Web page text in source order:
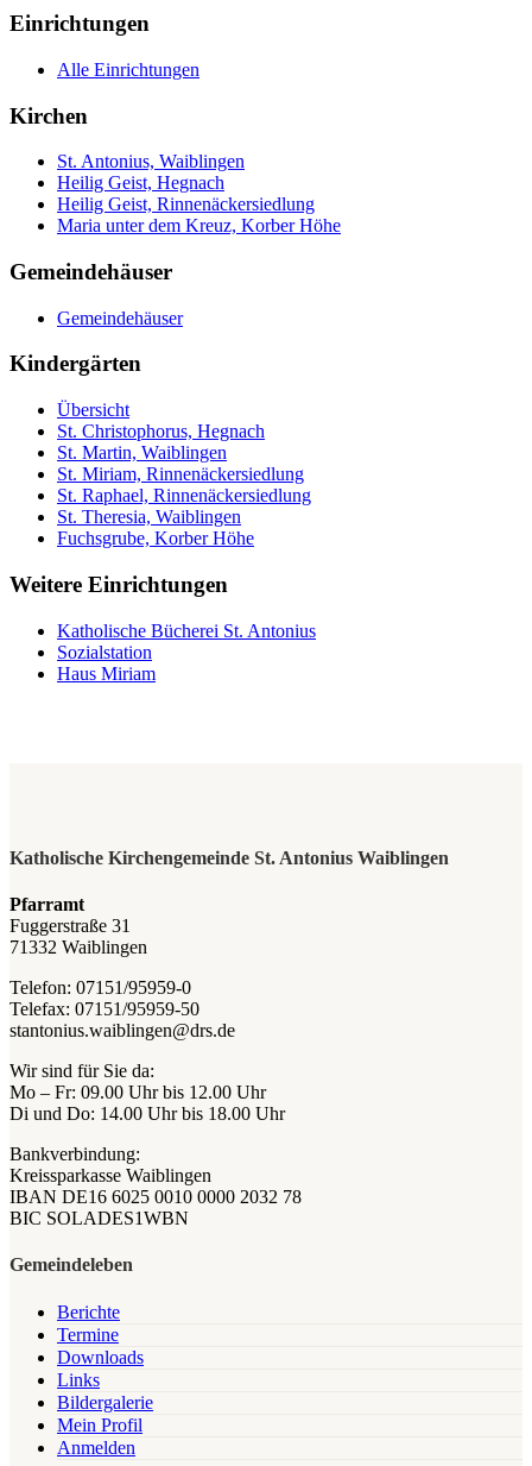
Einrichtungen
Alle Einrichtungen
Kirchen
St. Antonius, Waiblingen
Heilig Geist, Hegnach
Heilig Geist, Rinnenäckersiedlung
Maria unter dem Kreuz, Korber Höhe
Gemeindehäuser
Gemeindehäuser
Kindergärten
Übersicht
St. Christophorus, Hegnach
St. Martin, Waiblingen
St. Miriam, Rinnenäckersiedlung
St. Raphael, Rinnenäckersiedlung
St. Theresia, Waiblingen
Fuchsgrube, Korber Höhe
Weitere Einrichtungen
Katholische Bücherei St. Antonius
Sozialstation
Haus Miriam
Katholische Kirchengemeinde St. Antonius Waiblingen
Pfarramt
Fuggerstraße 31
71332 Waiblingen
Telefon: 07151/95959-0
Telefax: 07151/95959-50
stantonius.waiblingen@drs.de
Wir sind für Sie da:
Mo – Fr: 09.00 Uhr bis 12.00 Uhr
Di und Do: 14.00 Uhr bis 18.00 Uhr
Bankverbindung:
Kreissparkasse Waiblingen
IBAN DE16 6025 0010 0000 2032 78
BIC SOLADES1WBN
Gemeindeleben
Berichte
Termine
Downloads
Links
Bildergalerie
Mein Profil
Anmelden